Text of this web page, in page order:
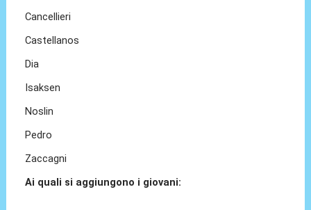
Cancellieri
Castellanos
Dia
Isaksen
Noslin
Pedro
Zaccagni
Ai quali si aggiungono i giovani: